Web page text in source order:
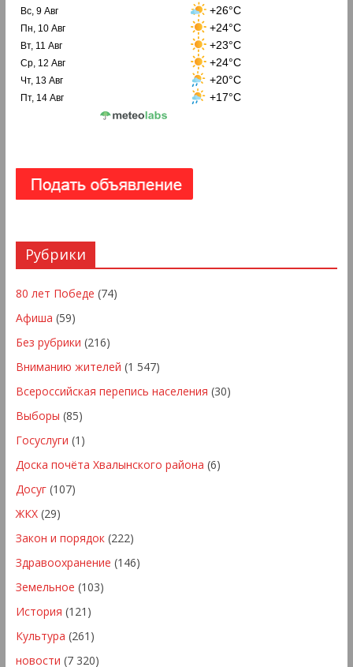
Вс, 9 Авг +26°C
Пн, 10 Авг +24°C
Вт, 11 Авг +23°C
Ср, 12 Авг +24°C
Чт, 13 Авг +20°C
Пт, 14 Авг +17°C
Рубрики
80 лет Победе (74)
Афиша (59)
Без рубрики (216)
Вниманию жителей (1 547)
Всероссийская перепись населения (30)
Выборы (85)
Госуслуги (1)
Доска почёта Хвалынского района (6)
Досуг(107)
ЖКХ(29)
Закон и порядок(222)
Здравоохранение (146)
Земельное (103)
История (121)
Культура (261)
новости (7 320)